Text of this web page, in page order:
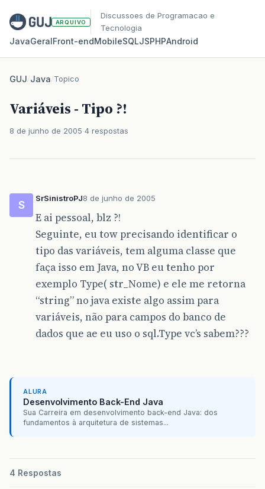
ARQUIVO
Discussoes de Programacao e
Tecnologia
JavaGeralFront‑endMobileSQLJSPHPAndroid
GUJ/Java/Topico
Variáveis - Tipo ?!
8 de junho de 2005 4 respostas
S
SrSinistroPJ8 de junho de 2005
E ai pessoal, blz ?!
Seguinte, eu tow precisando identificar o
tipo das variáveis, tem alguma classe que
faça isso em Java, no VB eu tenho por
exemplo Type( str_Nome) e ele me retorna
“string” no java existe algo assim para
variáveis, não para campos do banco de
dados que ae eu uso o sql.Type vc’s sabem???
ALURA
Desenvolvimento Back-End Java
Sua Carreira em desenvolvimento back-end Java: dos
fundamentos à arquitetura de sistemas...
4 Respostas